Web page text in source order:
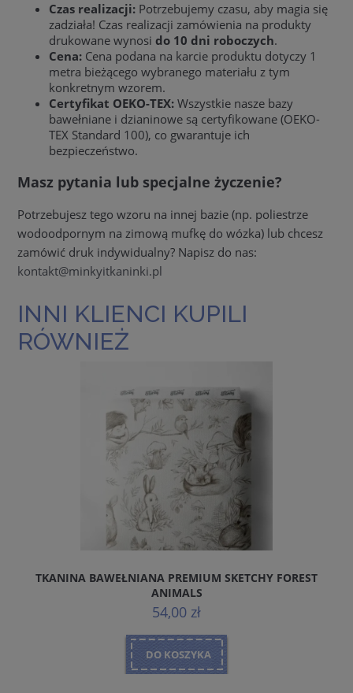
Czas realizacji: Potrzebujemy czasu, aby magia się
zadziała! Czas realizacji zamówienia na produkty
drukowane wynosi do 10 dni roboczych.
Cena: Cena podana na karcie produktu dotyczy 1
metra bieżącego wybranego materiału z tym
konkretnym wzorem.
Certyfikat OEKO-TEX: Wszystkie nasze bazy
bawełniane i dzianinowe są certyfikowane (OEKO-
TEX Standard 100), co gwarantuje ich
bezpieczeństwo.
Masz pytania lub specjalne życzenie?
Potrzebujesz tego wzoru na innej bazie (np. poliestrze
wodoodpornym na zimową mufkę do wózka) lub chcesz
zamówić druk indywidualny? Napisz do nas:
kontakt@minkyitkaninki.pl
INNI KLIENCI KUPILI
RÓWNIEŻ
TKANINA BAWEŁNIANA PREMIUM SKETCHY FOREST
ANIMALS
54,00 zł
DO KOSZYKA